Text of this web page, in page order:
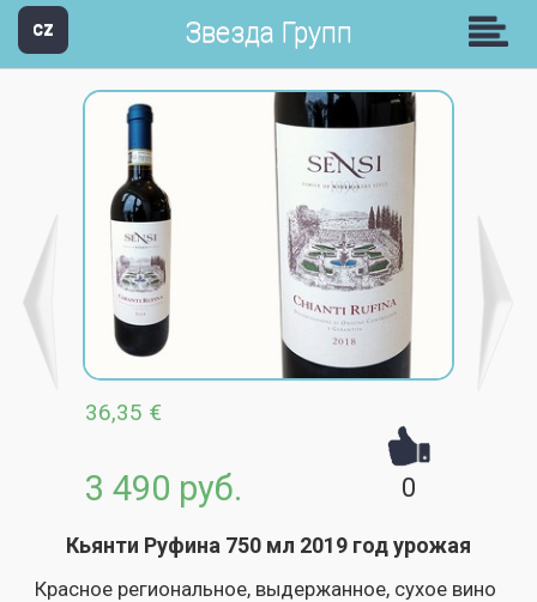
CZ Звезда Групп
36,35 €
3 490 руб. 0
Кьянти Руфина 750 мл 2019 год урожая
Красное региональное, выдержанное, сухое вино